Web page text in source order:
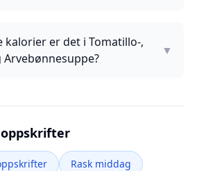
kalorier er det i Tomatillo-,
Arvebønnesuppe?
▼
Rask middag